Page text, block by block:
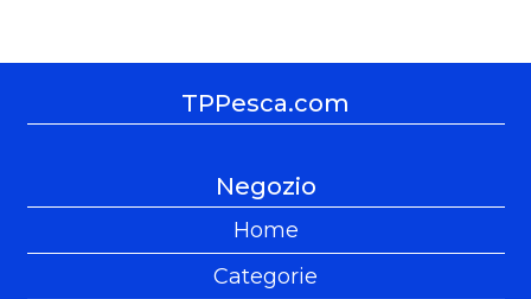
TPPesca.com
Negozio
Home
Categorie